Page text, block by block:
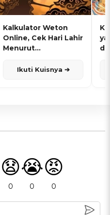
Kalkulator Weton
Online, Cek Hari Lahir
Menurut
Ikuti Kuisnya ➔
😧
0
😭
0
😡
0